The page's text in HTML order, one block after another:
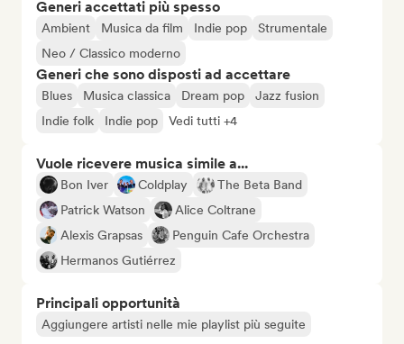
Generi accettati più spesso
Ambient Musica da film Indie pop
Strumentale
Neo / Classico moderno
Generi che sono disposti ad accettare
Blues Musica classica Dream pop
Jazz fusion
Indie folk
Indie pop Vedi tutti +4
Vuole ricevere musica simile a...
Bon Iver Coldplay
The Beta Band
Patrick Watson
Alice Coltrane
Alexis Grapsas
Penguin Cafe Orchestra
Hermanos Gutiérrez
Principali opportunità
Aggiungere artisti nelle mie playlist più seguite